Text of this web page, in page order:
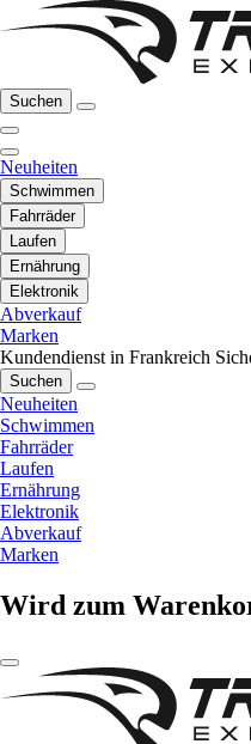
Suchen
Neuheiten
Schwimmen
Fahrräder
Laufen
Ernährung
Elektronik
Abverkauf
Marken
Kundendienst in Frankreich
Suchen
Neuheiten
Schwimmen
Fahrräder
Laufen
Ernährung
Elektronik
Abverkauf
Marken
Wird zum